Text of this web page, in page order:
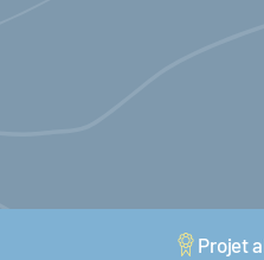
Projet